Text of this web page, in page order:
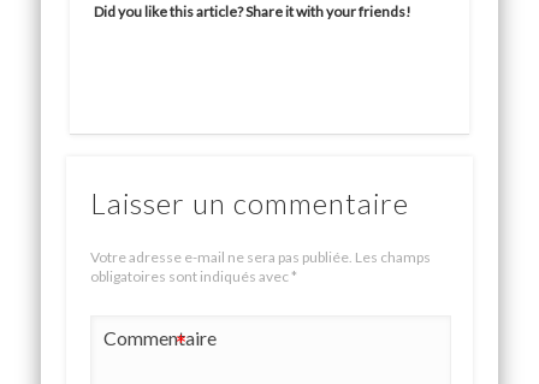
Did you like this article? Share it with your friends!
Laisser un commentaire
Votre adresse e-mail ne sera pas publiée. Les champs
obligatoires sont indiqués avec*
Commentaire
*